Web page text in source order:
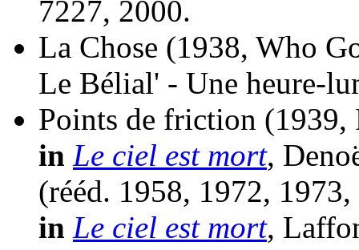
7227, 2000.
La Chose (1938, Who
Le Bélial' - Une heure-
Points de friction (1939,
in Le ciel est mort,
(rééd. 1958, 1972,
in Le ciel est mort,